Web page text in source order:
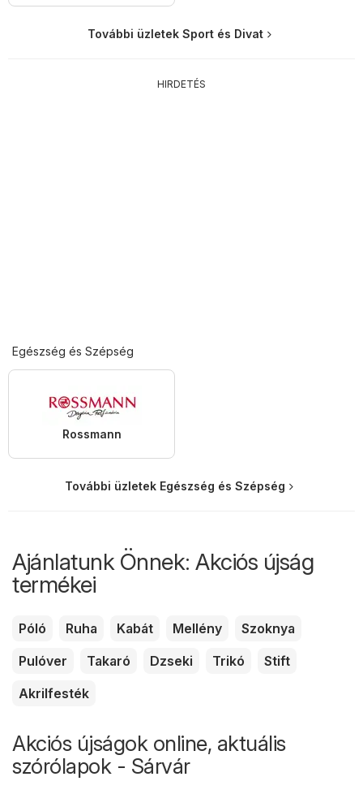
További üzletek Sport és Divat
HIRDETÉS
Egészség és Szépség
Rossmann
További üzletek Egészség és Szépség
Ajánlatunk Önnek: Akciós újság
termékei
Póló Ruha Kabát Mellény
Szoknya
Pulóver
Takaró Dzseki Trikó
Stift
Akrilfesték
Akciós újságok online, aktuális
szórólapok - Sárvár